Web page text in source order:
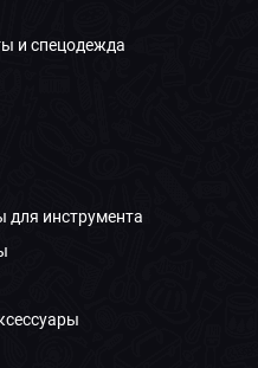
и спецодежда
для инструмента